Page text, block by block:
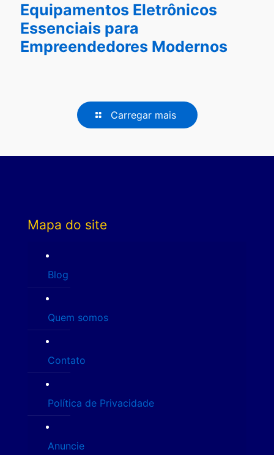
Equipamentos Eletrônicos
Essenciais para
Empreendedores Modernos
Carregar mais
Mapa do site
Blog
Quem somos
Contato
Política de Privacidade
Anuncie